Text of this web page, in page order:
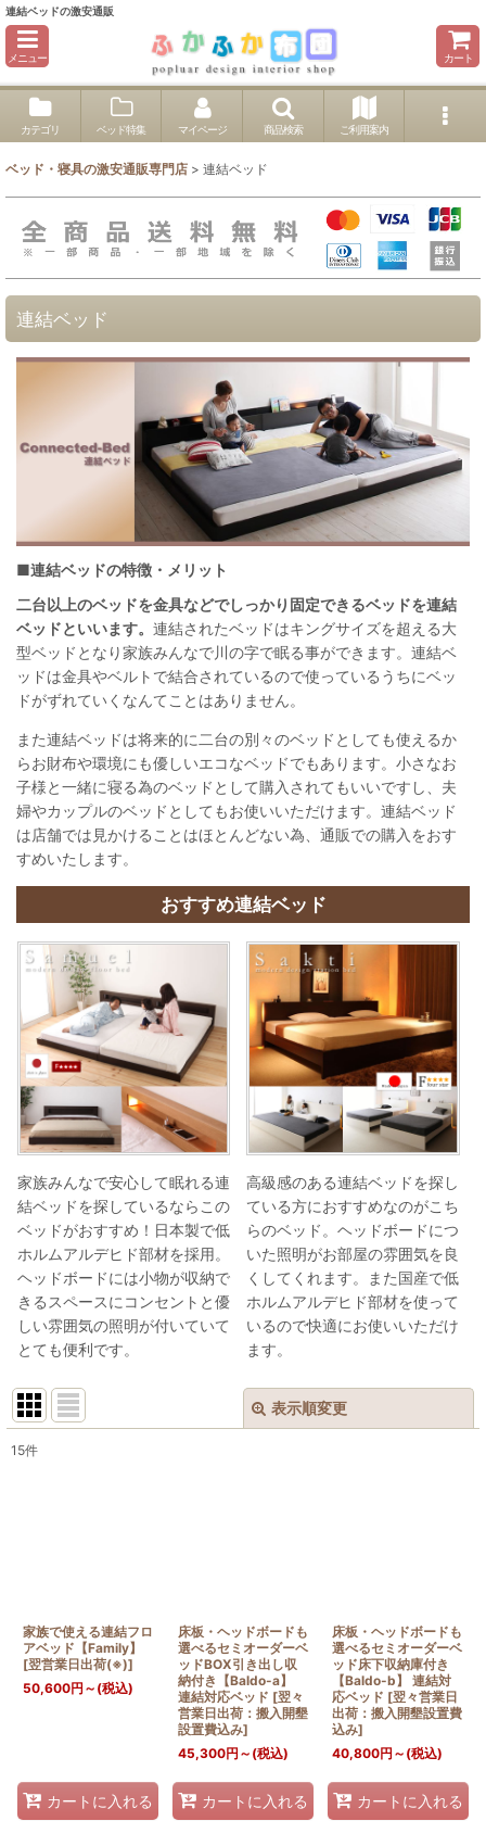
連結ベッドの激安通販
メニュー カート
カテゴリ ベッド特集 マイページ 商品検索 ご利用案内
ベッド・寝具の激安通販専門店 > 連結ベッド
連結ベッド
■連結ベッドの特徴・メリット
二台以上のベッドを金具などでしっかり固定できるベッドを連結
ベッドといいます。 連結されたベッドはキングサイズを超える大
型ベッドとなり家族みんなで川の字で眠る事ができます。連結ベ
ッドは金具やベルトで結合されているので使っているうちにベッ
ドがずれていくなんてことはありません。
また連結ベッドは将来的に二台の別々のベッドとしても使えるか
らお財布や環境にも優しいエコなベッドでもあります。小さなお
子様と一緒に寝る為のベッドとして購入されてもいいですし、夫
婦やカップルのベッドとしてもお使いいただけます。連結ベッド
は店舗では見かけることはほとんどない為、通販での購入をおす
すめいたします。
おすすめ連結ベッド
家族みんなで安心して眠れる連
結ベッドを探しているならこの
ベッドがおすすめ！日本製で低
ホルムアルデヒド部材を採用。
ヘッドボードには小物が収納で
きるスペースにコンセントと優
しい雰囲気の照明が付いていて
とても便利です。
高級感のある連結ベッドを探し
ている方におすすめなのがこち
らのベッド。ヘッドボードにつ
いた照明がお部屋の雰囲気を良
くしてくれます。また国産で低
ホルムアルデヒド部材を使って
いるので快適にお使いいただけ
ます。
表示順変更
15件
家族で使える連結フロ
アベッド【Family】
[翌営業日出荷(※)]
50,600円 ～ (税込)
カートに入れる
床板・ヘッドボードも
選べるセミオーダーベ
ッドBOX引き出し収
納付き【Baldo-a】
連結対応ベッド [翌々
営業日出荷：搬入開墾
設置費込み]
45,300円 ～ (税込)
カートに入れる
床板・ヘッドボードも
選べるセミオーダーベ
ッド床下収納庫付き
【Baldo-b】 連結対
応ベッド [翌々営業日
出荷：搬入開墾設置費
込み]
40,800円 ～ (税込)
カートに入れる